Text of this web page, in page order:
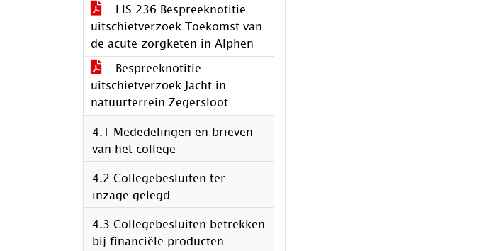
LIS 236 Bespreeknotitie
uitschietverzoek Toekomst van
de acute zorgketen in Alphen
Bespreeknotitie
uitschietverzoek Jacht in
natuurterrein Zegersloot
4.1 Mededelingen en brieven
van het college
4.2 Collegebesluiten ter
inzage gelegd
4.3 Collegebesluiten betrekken
bij financiële producten